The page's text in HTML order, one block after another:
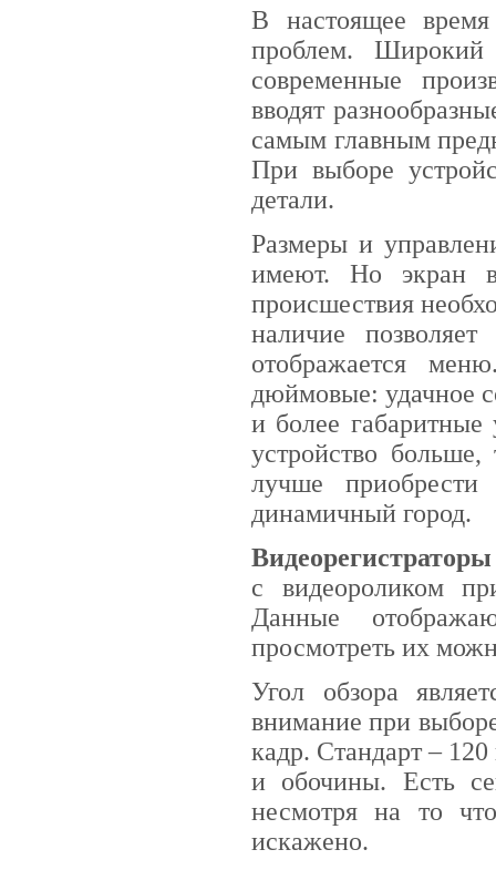
В настоящее
проблем.
современные
вводят
самым главным
При выборе
детали.
Размеры и
имеют. Но экран в
происшествия
наличие
отображается
дюймовые: удачное
и более
устройство
лучше приобрести
динамичный город.
Видеорегистраторы
с видеороликом
Данные
просмотреть их
Угол обзора
внимание при
кадр. Стандарт – 120
и обочины. Есть
несмотря на то
искажено.